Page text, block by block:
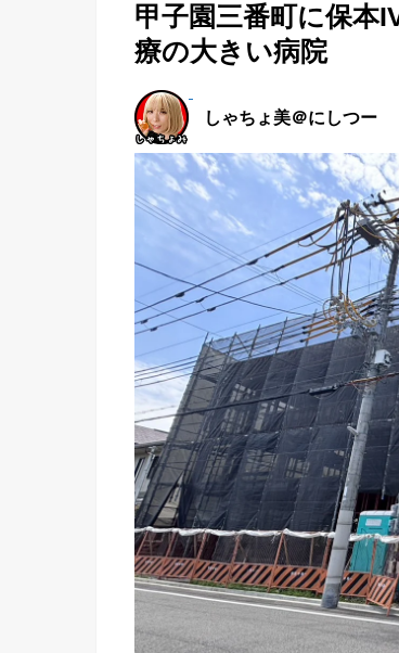
甲子園三番町に保本
療の大きい病院
しゃちょ美＠にしつー